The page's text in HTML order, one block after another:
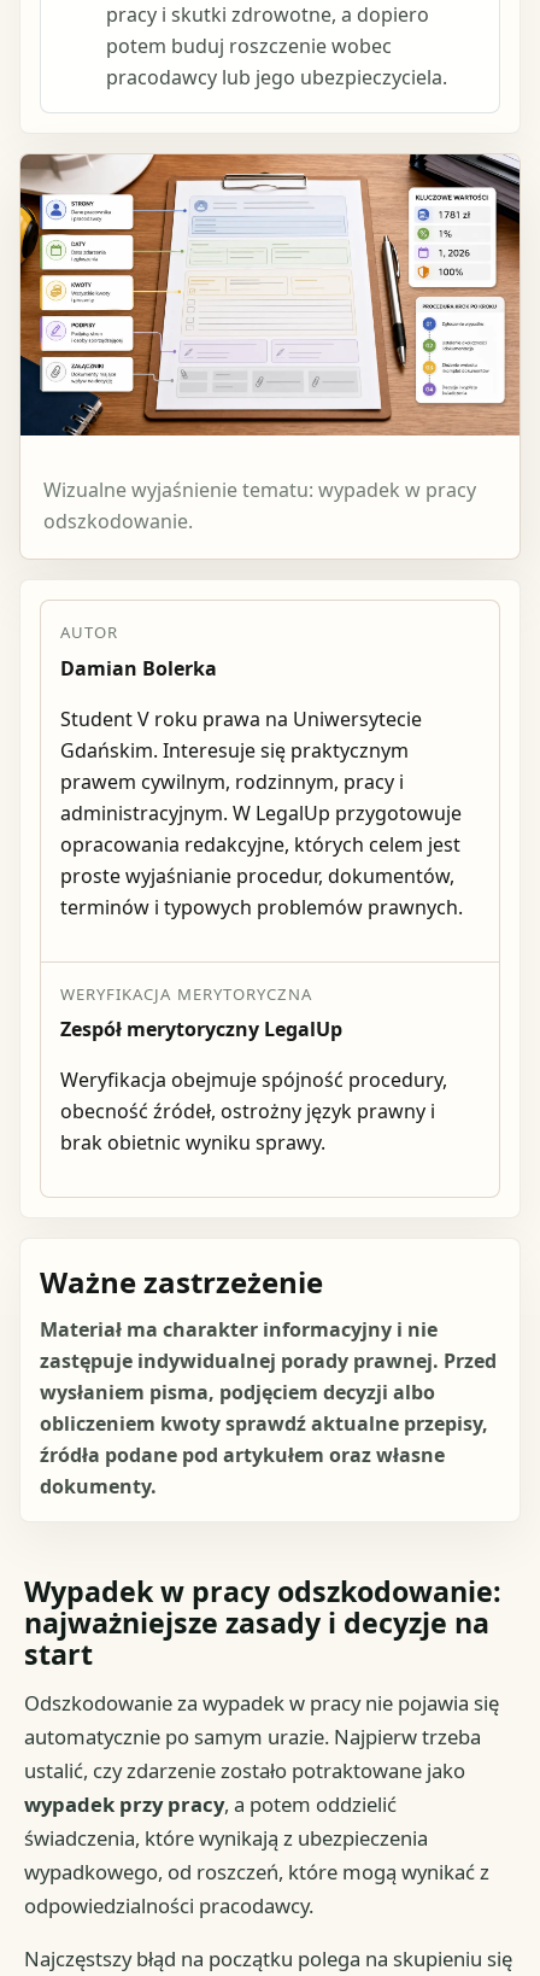
pracy i skutki zdrowotne, a dopiero
potem buduj roszczenie wobec
pracodawcy lub jego ubezpieczyciela.
Wizualne wyjaśnienie tematu: wypadek w pracy
odszkodowanie.
AUTOR
Damian Bolerka
Student V roku prawa na Uniwersytecie
Gdańskim. Interesuje się praktycznym
prawem cywilnym, rodzinnym, pracy i
administracyjnym. W LegalUp przygotowuje
opracowania redakcyjne, których celem jest
proste wyjaśnianie procedur, dokumentów,
terminów i typowych problemów prawnych.
WERYFIKACJA MERYTORYCZNA
Zespół merytoryczny LegalUp
Weryfikacja obejmuje spójność procedury,
obecność źródeł, ostrożny język prawny i
brak obietnic wyniku sprawy.
Ważne zastrzeżenie
Materiał ma charakter informacyjny i nie
zastępuje indywidualnej porady prawnej. Przed
wysłaniem pisma, podjęciem decyzji albo
obliczeniem kwoty sprawdź aktualne przepisy,
źródła podane pod artykułem oraz własne
dokumenty.
Wypadek w pracy odszkodowanie:
najważniejsze zasady i decyzje na
start
Odszkodowanie za wypadek w pracy nie pojawia się
automatycznie po samym urazie. Najpierw trzeba
ustalić, czy zdarzenie zostało potraktowane jako
wypadek przy pracy, a potem oddzielić
świadczenia, które wynikają z ubezpieczenia
wypadkowego, od roszczeń, które mogą wynikać z
odpowiedzialności pracodawcy.
Najczęstszy błąd na początku polega na skupieniu się